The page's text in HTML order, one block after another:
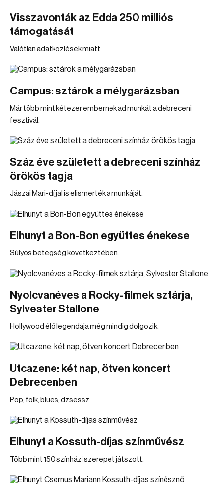
Visszavonták az Edda 250 milliós
támogatását
Valótlan adatközlések miatt.
Campus: sztárok a mélygarázsban
Már több mint kétezer embernek ad munkát a debreceni
fesztivál.
Száz éve született a debreceni színház
örökös tagja
Jászai Mari-díjjal is elismerték a munkáját.
Elhunyt a Bon-Bon együttes énekese
Súlyos betegség következtében.
Nyolcvanéves a Rocky-filmek sztárja,
Sylvester Stallone
Hollywood élő legendája még mindig dolgozik.
Utcazene: két nap, ötven koncert
Debrecenben
Pop, folk, blues, dzsessz.
Elhunyt a Kossuth-díjas színművész
Több mint 150 színházi szerepet játszott.